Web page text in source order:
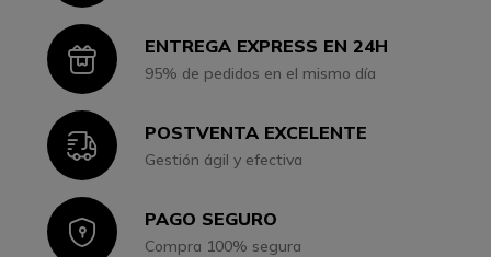
IconENTREGA EXPRESS EN 24H
95% de pedidos en el mismo día
IconPOSTVENTA EXCELENTE
Gestión ágil y efectiva
IconPAGO SEGURO
Compra 100% segura